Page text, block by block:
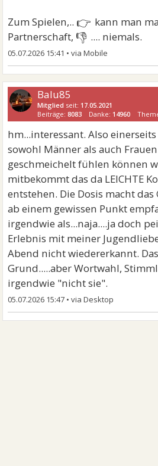
Zum Spielen,.. 👉 kann man
Partnerschaft, 👎 .... niemals.
05.07.2026 15:41 •
Balu85
Mitglied seit: 17.05.2021
Beiträge:8083 Danke: 14960
hm...interessant. Also
sowohl Männer als auch
geschmeichelt fühlen können
mitbekommt das da LEICHTE
entstehen. Die Dosis macht
ab einem gewissen Punkt
irgendwie als...naja....ja doch
Erlebnis mit meiner
Abend nicht wiedererkannt.
Grund.....aber Wortwahl,
irgendwie "nicht sie".
05.07.2026 15:47 •